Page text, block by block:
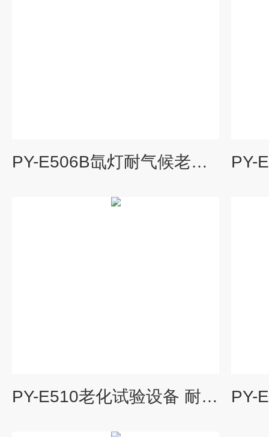
PY-E506B氙灯耐气候老化试验箱
PY-E510老化试验设备 耐气候箱 环境测试项目标准